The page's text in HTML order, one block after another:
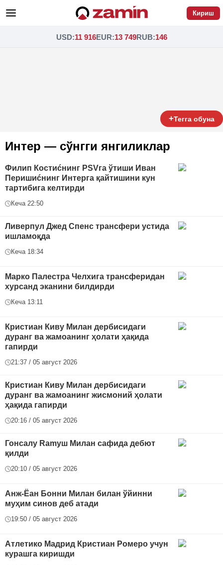
Кириш
USD:11 916EUR:13 749RUB:146
+Тегга обуна
Интер — сўнгги янгиликлар
Филип Костиćнинг PSVга ўтиши Иван
Перишиćнинг Интерга қайтишини кун
тартибига келтирди
Кеча 22:50
Ливерпул Джед Спенс трансфери устида
ишламоқда
Кеча 18:34
Марко Палестра Челхига трансферидан
хурсанд эканини билдирди
Кеча 13:11
Кристиан Киву Милан дербисидаги
дуранг ва жамоанинг ҳолати ҳақида
гапирди
21:37 / 05 август 2026
Кристиан Киву Милан дербисидаги
дуранг ва жамоанинг жисмоний ҳолати
ҳақида гапирди
20:16 / 05 август 2026
Гонсалу Ramуш Милан сафида дебют
қилди
20:10 / 05 август 2026
Анж-Ёан Бонни Милан билан ўйинни
муҳим синов деб атади
19:50 / 05 август 2026
Атлетико Мадрид Кристиан Ромеро учун
курашга киришди